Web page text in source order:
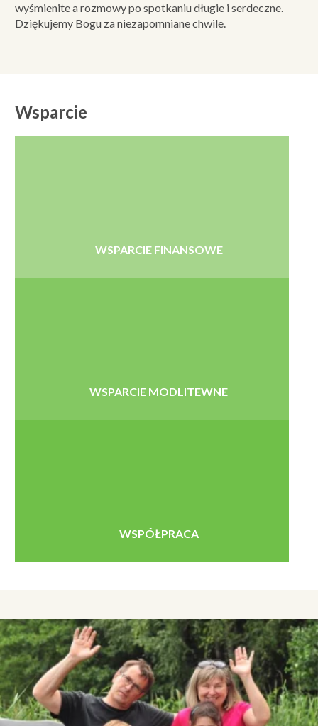
wyśmienite a rozmowy po spotkaniu długie i serdeczne.
Dziękujemy Bogu za niezapomniane chwile.
Wsparcie
WSPARCIE FINANSOWE
WSPARCIE MODLITEWNE
WSPÓŁPRACA